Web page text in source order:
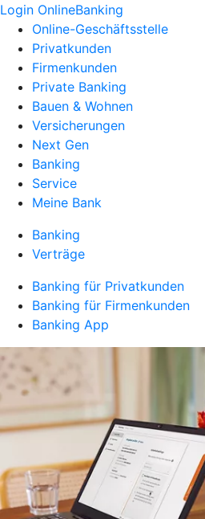
Login OnlineBanking
Online-Geschäftsstelle
Privatkunden
Firmenkunden
Private Banking
Bauen & Wohnen
Versicherungen
Next Gen
Banking
Service
Meine Bank
Banking
Verträge
Banking für Privatkunden
Banking für Firmenkunden
Banking App